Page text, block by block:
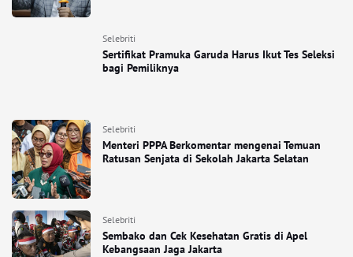
Selebriti
Sertifikat Pramuka Garuda Harus Ikut Tes Seleksi
bagi Pemiliknya
Selebriti
Menteri PPPA Berkomentar mengenai Temuan
Ratusan Senjata di Sekolah Jakarta Selatan
Selebriti
Sembako dan Cek Kesehatan Gratis di Apel
Kebangsaan Jaga Jakarta